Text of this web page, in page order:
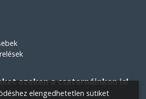
ezeken a csatornáinkon is!
elengedhetetlen sütiket